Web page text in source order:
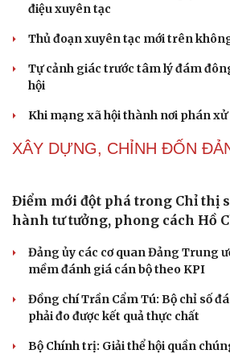
Cải chính
điệu xuyên tạc
Thủ đoạn xuyên tạc mới trên
Tự cảnh giác trước tâm lý đám
hội
Khi mạng xã hội thành nơi phán xử
XÂY DỰNG, CHỈNH ĐỐN
Điểm mới đột phá trong Chỉ thị
hành tư tưởng, phong cách Hồ
Đảng ủy các cơ quan Đảng Trung
mềm đánh giá cán bộ theo KPI
Đồng chí Trần Cẩm Tú: Bộ chỉ số
phải đo được kết quả thực chất
Bộ Chính trị: Giải thể hội quần